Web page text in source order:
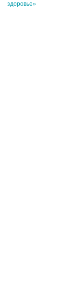
здоровье»